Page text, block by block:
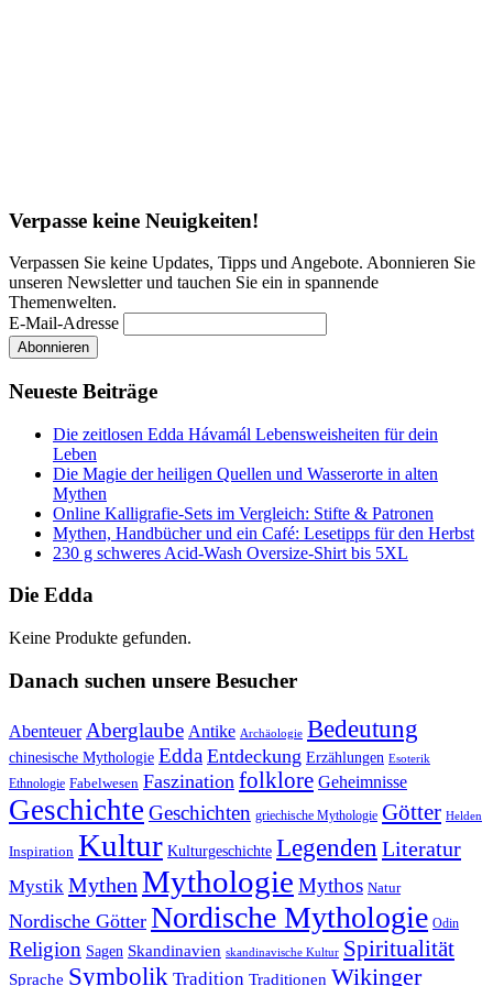
Verpasse keine Neuigkeiten!
Verpassen Sie keine Updates, Tipps und Angebote. Abonnieren Sie
unseren Newsletter und tauchen Sie ein in spannende
Themenwelten.
E-Mail-Adresse
Neueste Beiträge
Die zeitlosen Edda Hávamál Lebensweisheiten für dein
Leben
Die Magie der heiligen Quellen und Wasserorte in alten
Mythen
Online Kalligrafie‑Sets im Vergleich: Stifte & Patronen
Mythen, Handbücher und ein Café: Lesetipps für den Herbst
230 g schweres Acid-Wash Oversize-Shirt bis 5XL
Die Edda
Keine Produkte gefunden.
Danach suchen unsere Besucher
Abenteuer Aberglaube Antike Archäologie Bedeutung
chinesische Mythologie Edda Entdeckung Erzählungen Esoterik
Ethnologie Fabelwesen Faszination folklore Geheimnisse
Geschichte Geschichten griechische Mythologie Götter Helden
Inspiration Kultur Kulturgeschichte Legenden Literatur
Mystik Mythen Mythologie Mythos Natur
Nordische Götter Nordische Mythologie Odin
Religion Sagen Skandinavien skandinavische Kultur Spiritualität
Sprache Symbolik Tradition Traditionen Wikinger